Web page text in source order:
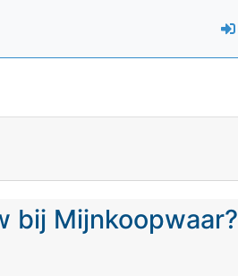
bij Mijnkoopwaar?